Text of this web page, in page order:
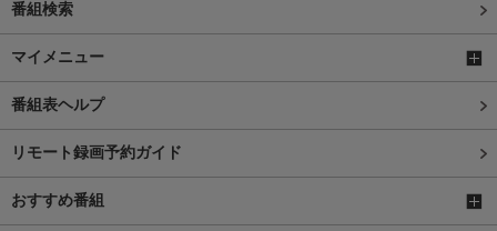
番組検索
マイメニュー
番組表ヘルプ
リモート録画予約ガイド
おすすめ番組